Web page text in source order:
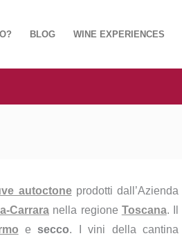
BLOG WINE EXPERIENCES
autoctoneprodotti dall’Azienda
Carrara nella regione Toscana. Il
esecco. I vini della cantina